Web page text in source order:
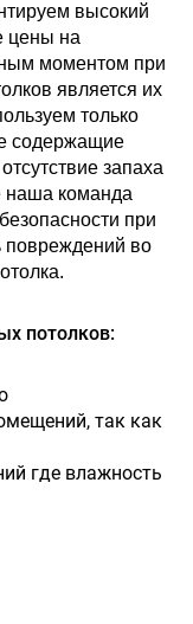
высокий
цены на
моментом при
является их
только
содержащие
запаха
наша команда
при
повреждений во
потолков:
так как
где влажность